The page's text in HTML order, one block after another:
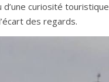
d’une curiosité
des regards.